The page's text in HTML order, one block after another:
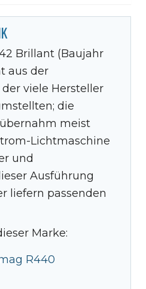
Brillant (Baujahr
aus der
viele Hersteller
die
meist
Lichtmaschine
und
Ausführung
liefern passenden
Marke:
R440